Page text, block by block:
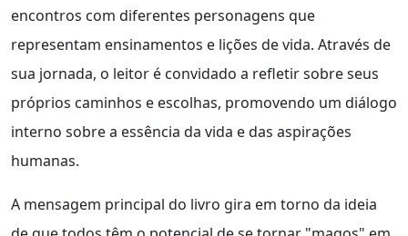
encontros com diferentes personagens que
representam ensinamentos e lições de vida. Através de
sua jornada, o leitor é convidado a refletir sobre seus
próprios caminhos e escolhas, promovendo um diálogo
interno sobre a essência da vida e das aspirações
humanas.
A mensagem principal do livro gira em torno da ideia